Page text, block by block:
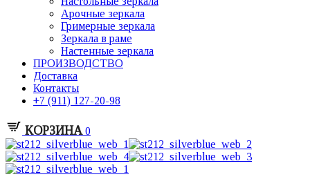
Арочные зеркала
Гримерные зеркала
Зеркала в раме
Настенные зеркала
ПРОИЗВОДСТВО
Доставка
Контакты
+7 (911) 127-20-98
КОРЗИНА 0